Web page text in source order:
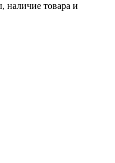
наличие товара и